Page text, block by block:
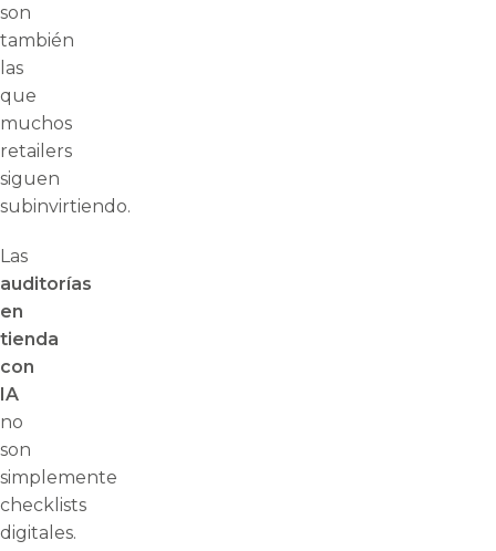
son
también
las
que
muchos
retailers
siguen
subinvirtiendo.
Las
auditorías
en
tienda
con
IA
no
son
simplemente
checklists
digitales.